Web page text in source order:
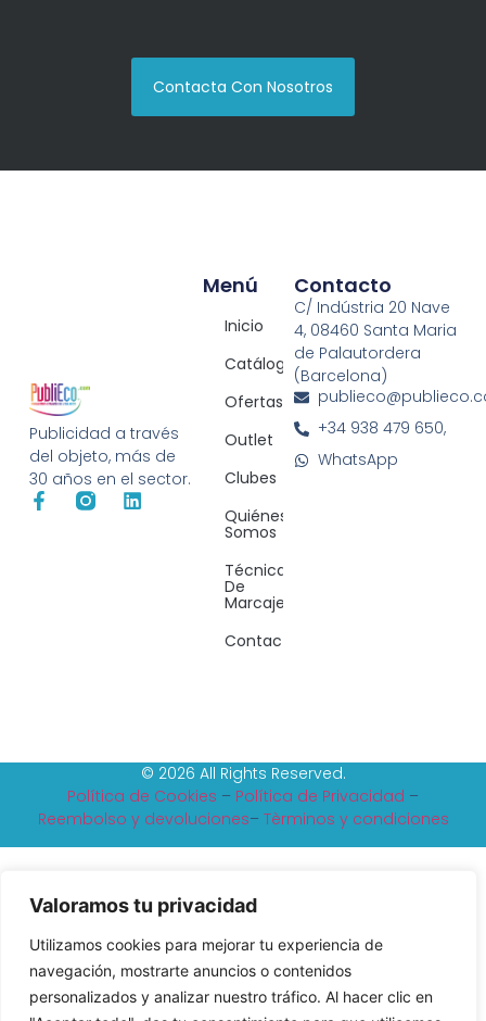
Valoramos tu privacidad
Utilizamos cookies para mejorar tu experiencia de
navegación, mostrarte anuncios o contenidos
personalizados y analizar nuestro tráfico. Al hacer clic en
Contacta Con Nosotros
Publicidad a través
del objeto, más de
30 años en el sector.
Menú
Inicio
Catálogos
Ofertas
Outlet
Clubes
Quiénes
Somos
Técnicas
De
Marcaje
Contacto
Contacto
C/ Indústria 20 Nave
4, 08460 Santa Maria
de Palautordera
(Barcelona)
+34 938 479 650,
WhatsApp
© 2026 All Rights Reserved.
Política de Cookies – Política de Privacidad –
Reembolso y devoluciones– Tèrminos y condiciones